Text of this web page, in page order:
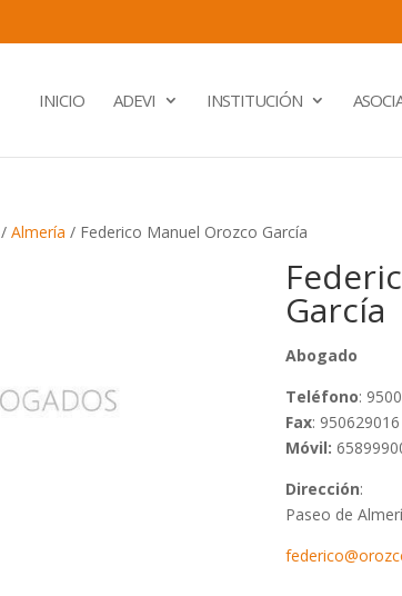
INICIO ADEVI INSTITUCIÓN
/Almería / Federico Manuel Orozco García
García
Abogado
Teléfono:
Fax: 950629016
Móvil:
Dirección:
Paseo de